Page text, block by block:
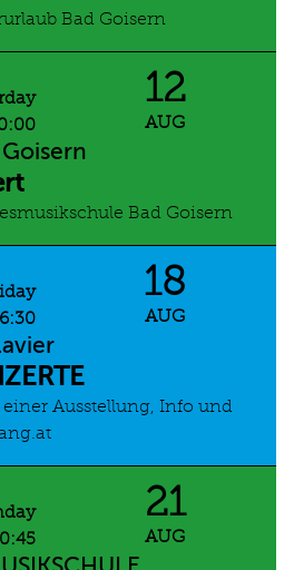
Bad Goisern
12
AUG
Bad Goisern
18
AUG
Ausstellung, Info und
21
AUG